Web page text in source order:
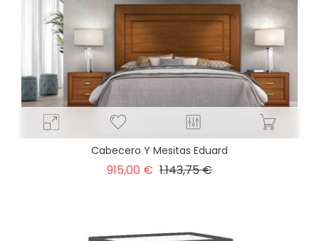
Cabecero Y Mesitas Eduard
915,00 € Precio
1.143,75 €Precio